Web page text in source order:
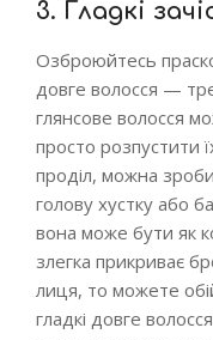
3. Гладкі
Озброюйтесь
довге волосся —
глянсове волосся
просто розпустити
проділ, можна
голову хустку або
вона може бути як
злегка прикриває
лиця, то можете
гладкі довге